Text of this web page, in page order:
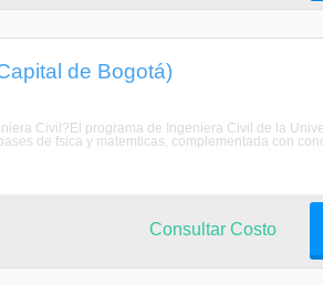
de Bogotá)
Civil?El programa de Ingeniera Civil de la
de fsica y matemticas, complementada con
Consultar Costo